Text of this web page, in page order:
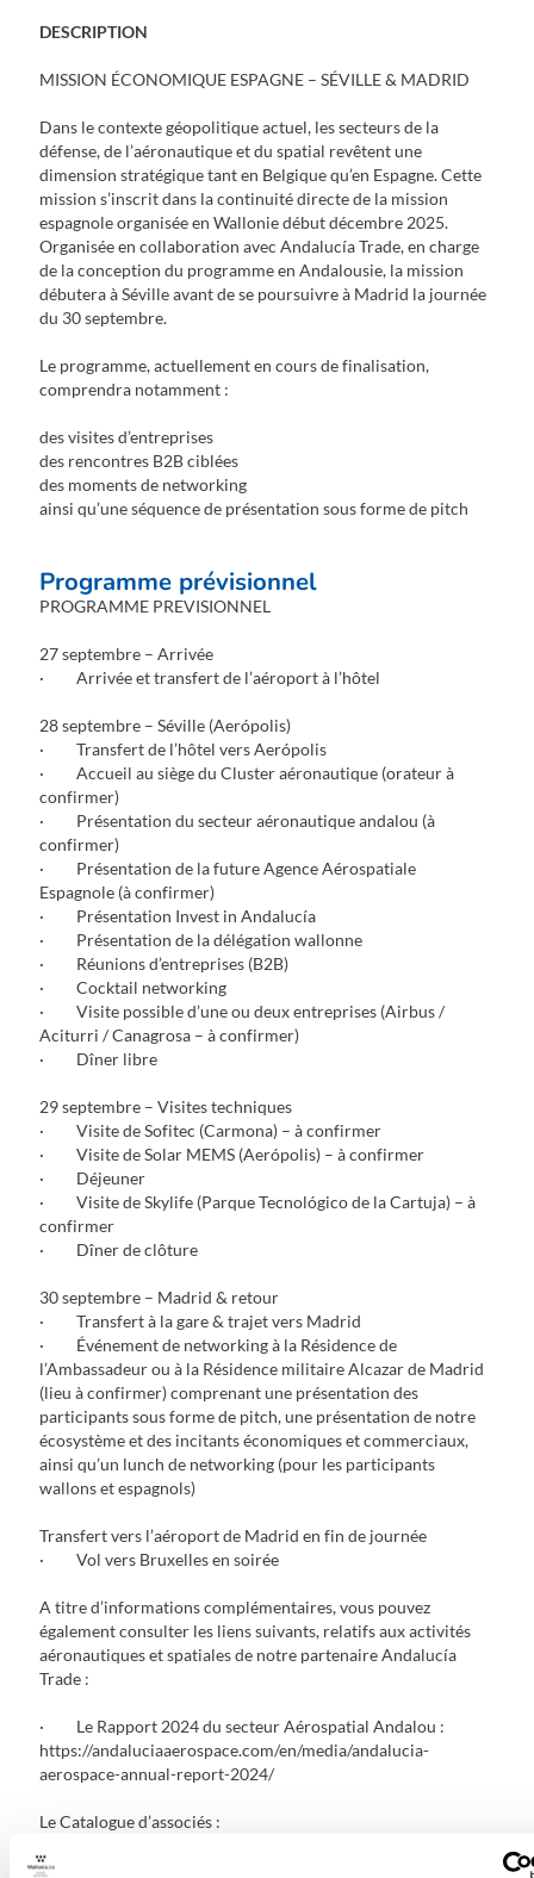
DESCRIPTION
MISSION ÉCONOMIQUE ESPAGNE – SÉVILLE & MADRID
Dans le contexte géopolitique actuel, les secteurs de la
défense, de l’aéronautique et du spatial revêtent une
dimension stratégique tant en Belgique qu’en Espagne. Cette
mission s’inscrit dans la continuité directe de la mission
espagnole organisée en Wallonie début décembre 2025.
Organisée en collaboration avec Andalucía Trade, en charge
de la conception du programme en Andalousie, la mission
débutera à Séville avant de se poursuivre à Madrid la journée
du 30 septembre.
Le programme, actuellement en cours de finalisation,
comprendra notamment :
des visites d’entreprises
des rencontres B2B ciblées
des moments de networking
ainsi qu’une séquence de présentation sous forme de pitch
Programme prévisionnel
PROGRAMME PREVISIONNEL
27 septembre – Arrivée
· Arrivée et transfert de l’aéroport à l’hôtel
28 septembre – Séville (Aerópolis)
· Transfert de l’hôtel vers Aerópolis
· Accueil au siège du Cluster aéronautique (orateur à
confirmer)
· Présentation du secteur aéronautique andalou (à
confirmer)
· Présentation de la future Agence Aérospatiale
Espagnole (à confirmer)
· Présentation Invest in Andalucía
· Présentation de la délégation wallonne
· Réunions d’entreprises (B2B)
· Cocktail networking
· Visite possible d’une ou deux entreprises (Airbus /
Aciturri / Canagrosa – à confirmer)
· Dîner libre
29 septembre – Visites techniques
· Visite de Sofitec (Carmona) – à confirmer
· Visite de Solar MEMS (Aerópolis) – à confirmer
· Déjeuner
· Visite de Skylife (Parque Tecnológico de la Cartuja) – à
confirmer
· Dîner de clôture
30 septembre – Madrid & retour
· Transfert à la gare & trajet vers Madrid
· Événement de networking à la Résidence de
l’Ambassadeur ou à la Résidence militaire Alcazar de Madrid
(lieu à confirmer) comprenant une présentation des
participants sous forme de pitch, une présentation de notre
écosystème et des incitants économiques et commerciaux,
ainsi qu’un lunch de networking (pour les participants
wallons et espagnols)
Transfert vers l’aéroport de Madrid en fin de journée
· Vol vers Bruxelles en soirée
A titre d’informations complémentaires, vous pouvez
également consulter les liens suivants, relatifs aux activités
aéronautiques et spatiales de notre partenaire Andalucía
Trade :
· Le Rapport 2024 du secteur Aérospatial Andalou :
https://andaluciaaerospace.com/en/media/andalucia-
aerospace-annual-report-2024/
Le Catalogue d’associés :
catalogue/